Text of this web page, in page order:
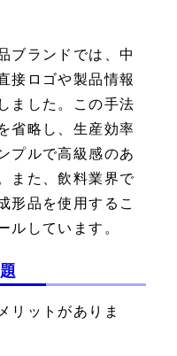
ブランドでは、中
接ロゴや製品情報
ました。この手法
省略し、生産効率
プルで高級感のあ
また、飲料業界で
形品を使用するこ
ルしています。
リットがありま